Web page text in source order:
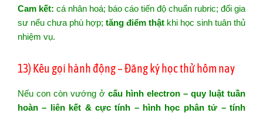
Cam kết: cá nhân hoá; báo cáo tiến độ chuẩn rubric; đổi gia
sư nếu chưa phù hợp; tăng điểm thật khi học sinh tuân thủ
nhiệm vụ.
13) Kêu gọi hành động – Đăng ký học thử hôm nay
Nếu con còn vướng ở cấu hình electron – quy luật tuần
hoàn – liên kết & cực tính – hình học phân tử – tính